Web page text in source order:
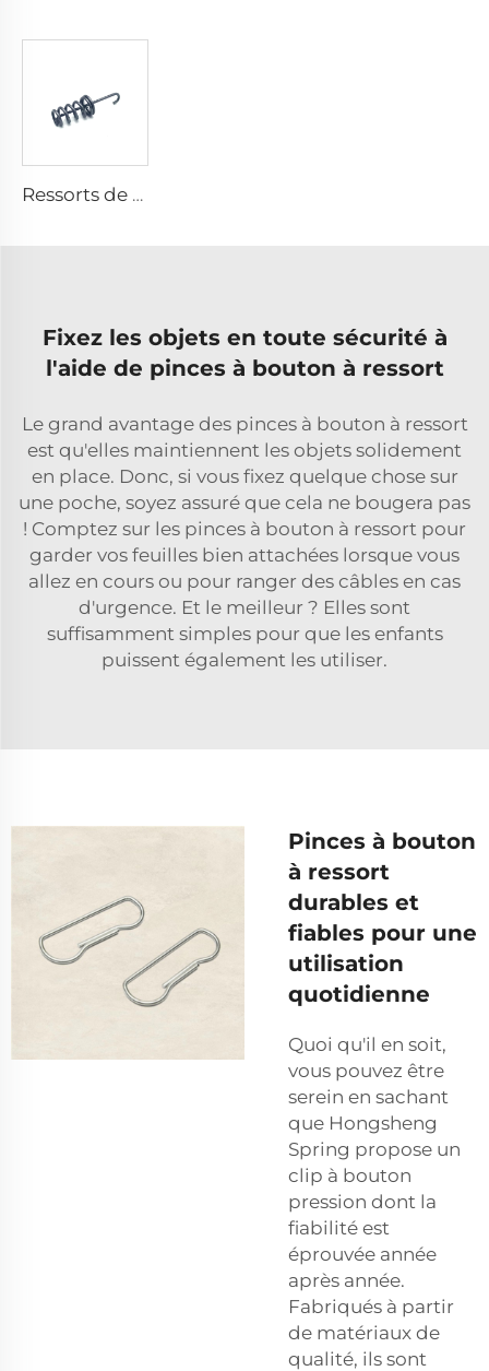
Ressorts de rappel en acier carbone pour pédale de frein personnalisée
Fixez les objets en toute sécurité à
l'aide de pinces à bouton à ressort
Le grand avantage des pinces à bouton à ressort
est qu'elles maintiennent les objets solidement
en place. Donc, si vous fixez quelque chose sur
une poche, soyez assuré que cela ne bougera pas
! Comptez sur les pinces à bouton à ressort pour
garder vos feuilles bien attachées lorsque vous
allez en cours ou pour ranger des câbles en cas
d'urgence. Et le meilleur ? Elles sont
suffisamment simples pour que les enfants
puissent également les utiliser.
Pinces à bouton
à ressort
durables et
fiables pour une
utilisation
quotidienne
Quoi qu'il en soit,
vous pouvez être
serein en sachant
que Hongsheng
Spring propose un
clip à bouton
pression dont la
fiabilité est
éprouvée année
après année.
Fabriqués à partir
de matériaux de
qualité, ils sont